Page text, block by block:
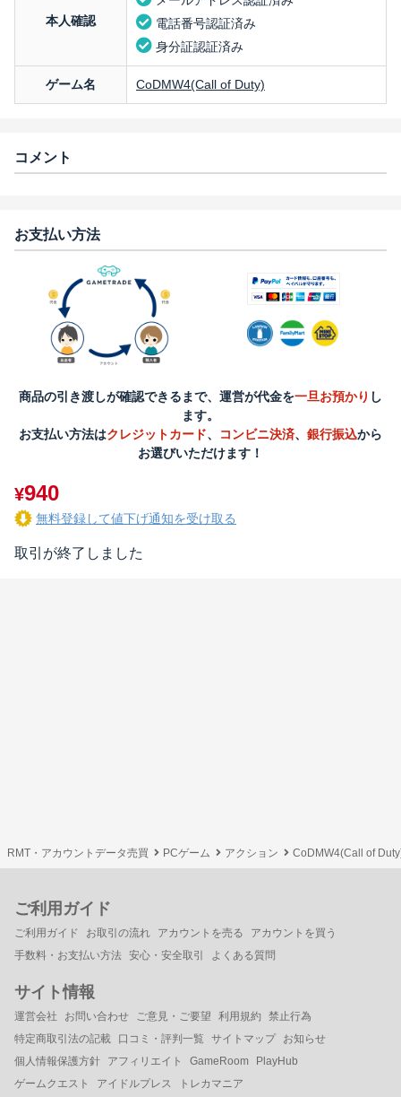
本人確認
電話番号認証済み
身分証認証済み
ゲーム名 CoDMW4(Call of Duty)
コメント
お支払い方法
商品の引き渡しが確認できるまで、運営が代金を一旦お預かり し
ます。
お支払い方法はクレジットカード、 コンビニ決済、 銀行振込から
お選びいただけます！
¥940
無料登録して値下げ通知を受け取る
取引が終了しました
RMT・アカウントデータ売買 PCゲーム アクション CoDMW4(Call of
ご利用ガイド
ご利用ガイド お取引の流れ アカウントを売る
アカウントを買う
手数料・お支払い方法 安心・安全取引 よくある質問
サイト情報
運営会社 お問い合わせ ご意見・ご要望 利用規約
禁止行為
特定商取引法の記載
口コミ・評判一覧 サイトマップ
お知らせ
個人情報保護方針
アフィリエイト GameRoom
PlayHub
ゲームクエスト
アイドルプレス トレカマニア